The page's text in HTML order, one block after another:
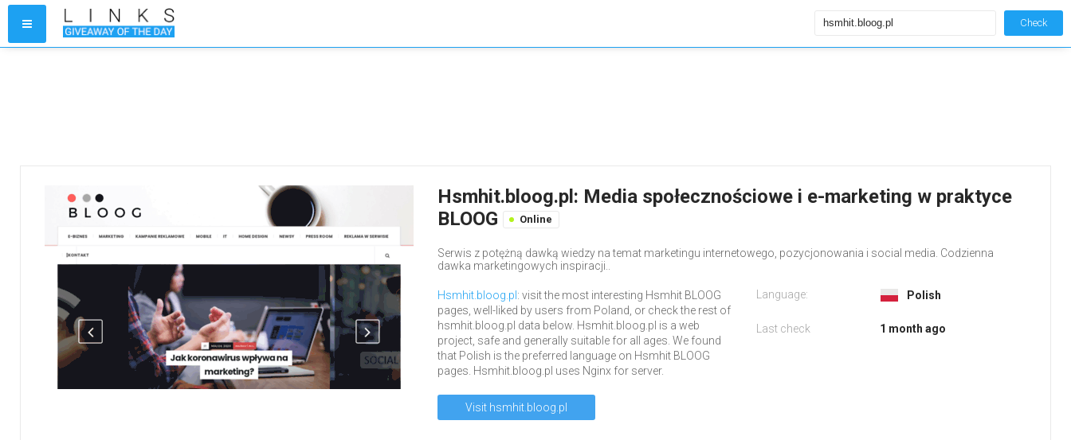
Check
Hsmhit.bloog.pl: Media społecznościowe i e-marketing w praktyce
BLOOG
Online
Serwis z potężną dawką wiedzy na temat marketingu internetowego, pozycjonowania i social media. Codzienna
dawka marketingowych inspiracji..
Hsmhit.bloog.pl : visit the most interesting Hsmhit BLOOG
pages, well-liked by users from Poland, or check the rest of
hsmhit.bloog.pl data below. Hsmhit.bloog.pl is a web
project, safe and generally suitable for all ages. We found
that Polish is the preferred language on Hsmhit BLOOG
pages. Hsmhit.bloog.pl uses Nginx for server.
Visit hsmhit.bloog.pl
Language: Polish
Last check 1 month ago